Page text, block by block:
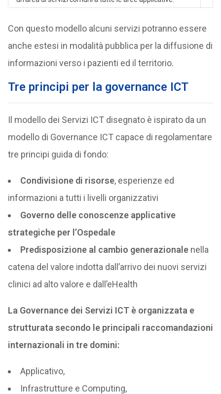
Con questo modello alcuni servizi potranno essere
anche estesi in modalità pubblica per la diffusione di
informazioni verso i pazienti ed il territorio.
Tre principi per la governance ICT
Il modello dei Servizi ICT disegnato è ispirato da un
modello di Governance ICT capace di regolamentare
tre principi guida di fondo:
Condivisione di risorse, esperienze ed
informazioni a tutti i livelli organizzativi
Governo delle conoscenze applicative
strategiche per l’Ospedale
Predisposizione al cambio generazionalenella
catena del valore indotta dall’arrivo dei nuovi servizi
clinici ad alto valore e dall’eHealth
La Governance dei Servizi ICT è organizzata e
strutturata secondo le principali raccomandazioni
internazionali in tre domini:
Applicativo,
Infrastrutture e Computing,